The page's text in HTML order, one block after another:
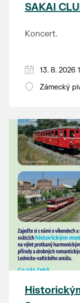
SAKAI
Koncert.
13. 8. 2026
Zámecký